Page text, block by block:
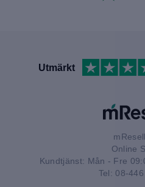
Utmärkt
Online
Kundtjänst: Mån - Fre
Tel: 08-